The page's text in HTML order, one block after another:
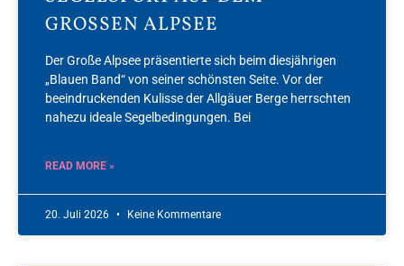
GROSSEN ALPSEE
Der Große Alpsee präsentierte sich beim diesjährigen
„Blauen Band“ von seiner schönsten Seite. Vor der
beeindruckenden Kulisse der Allgäuer Berge herrschten
nahezu ideale Segelbedingungen. Bei
READ MORE »
20. Juli 2026 Keine Kommentare